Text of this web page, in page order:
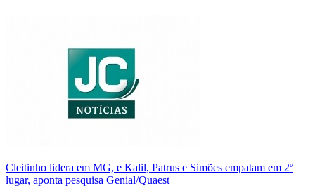
Cleitinho lidera em MG, e Kalil, Patrus e Simões empatam em 2º
lugar, aponta pesquisa Genial/Quaest